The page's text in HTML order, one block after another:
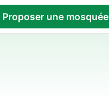
Proposer une mosquée